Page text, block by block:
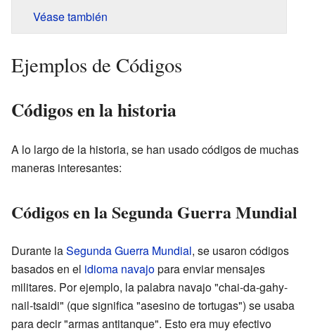
Véase también
Ejemplos de Códigos
Códigos en la historia
A lo largo de la historia, se han usado códigos de muchas
maneras interesantes:
Códigos en la Segunda Guerra Mundial
Durante laSegunda Guerra Mundial, se usaron códigos
basados en el idioma navajopara enviar mensajes
militares. Por ejemplo, la palabra navajo "chai-da-gahy-
nail-tsaidi" (que significa "asesino de tortugas") se usaba
para decir "armas antitanque". Esto era muy efectivo